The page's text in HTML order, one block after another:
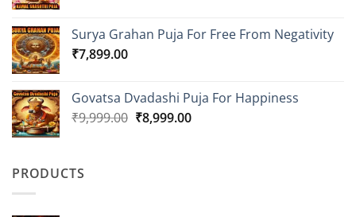
₹10,999.00.₹9,999.00.
Surya Grahan Puja For Free From Negativity
₹7,899.00
Govatsa Dvadashi Puja For Happiness
₹9,999.00 Original
₹8,999.00Current
PRODUCTS